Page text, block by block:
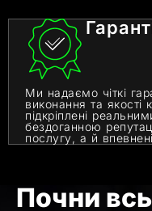
Ми надаємо чіткі
виконання та якості
підкріплені
бездоганною
послугу, а й
Почни